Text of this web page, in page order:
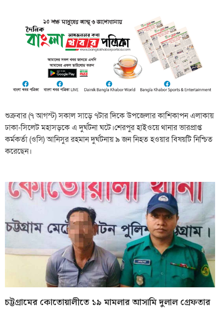
শুক্রবার (৭ আগস্ট) সকাল সাড়ে ৭টার দিকে উপজেলার কাশিকাপন এলাকায়
ঢাকা-সিলেট মহাসড়কে এ দুর্ঘটনা ঘটে।শেরপুর হাইওয়ে থানার ভারপ্রাপ্ত
কর্মকর্তা (ওসি) আনিসুর রহমান দুর্ঘটনায় ৯ জন নিহত হওয়ার বিষয়টি নিশ্চিত
করেছেন।
চট্টগ্রামের কোতোয়ালীতে ১৯ মামলার আসামি দুলাল গ্রেফতার